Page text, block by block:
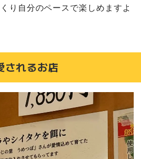
り自分のペースで楽しめますよ
されるお店